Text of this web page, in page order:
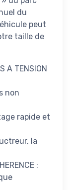
du
peut
taille de
A TENSION
non
rapide et
la
: